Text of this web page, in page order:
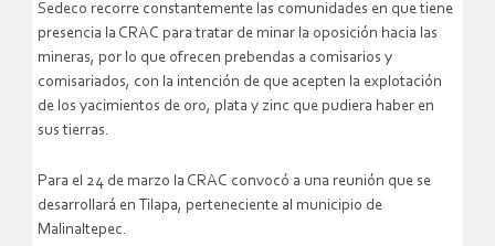
Sedeco recorre constantemente las comunidades en que tiene
presencia la CRAC para tratar de minar la oposición hacia las
mineras, por lo que ofrecen prebendas a comisarios y
comisariados, con la intención de que acepten la explotación
de los yacimientos de oro, plata y zinc que pudiera haber en
sus tierras.
Para el 24 de marzo la CRAC convocó a una reunión que se
desarrollará en Tilapa, perteneciente al municipio de
Malinaltepec.